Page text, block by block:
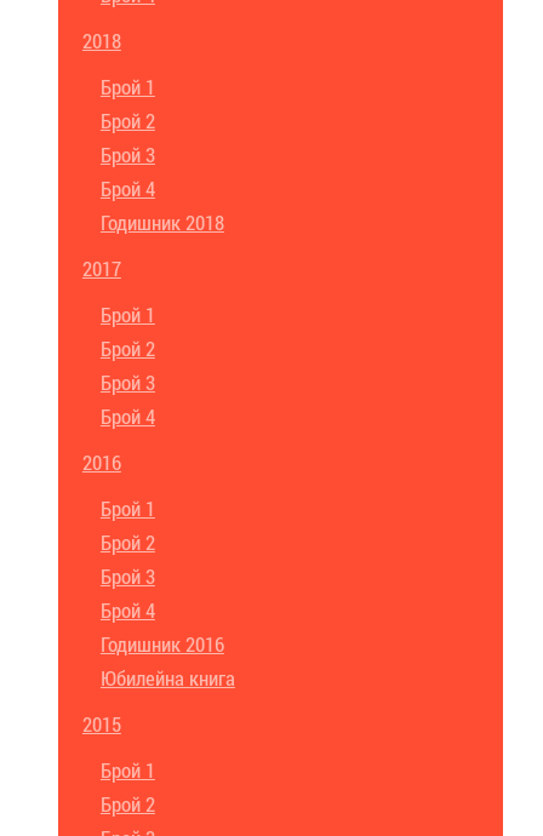
2018
Брой 1
Брой 2
Брой 3
Брой 4
Годишник 2018
2017
Брой 1
Брой 2
Брой 3
Брой 4
2016
Брой 1
Брой 2
Брой 3
Брой 4
Годишник 2016
Юбилейна книга
2015
Брой 1
Брой 2